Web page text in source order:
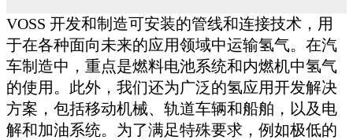
VOSS 开发和制造可安装的管线和连接技术，用
于在各种面向未来的应用领域中运输氢气。在汽
车制造中，重点是燃料电池系统和内燃机中氢气
的使用。此外，我们还为广泛的氢应用开发解决
方案，包括移动机械、轨道车辆和船舶，以及电
解和加油系统。为了满足特殊要求，例如极低的